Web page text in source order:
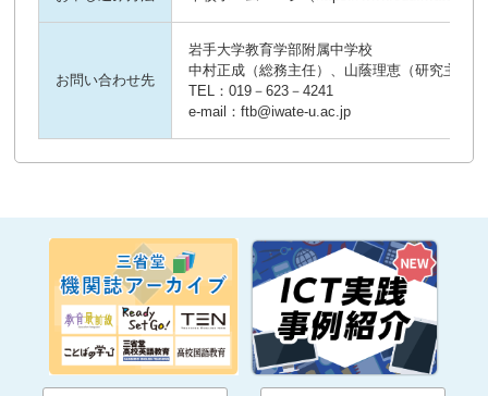
お問い合わせ先
岩手大学教育学部附属中学校
中村正成（総務主任）、山蔭理恵（研究主任）
TEL：019－623－4241
e-mail：ftb@iwate-u.ac.jp